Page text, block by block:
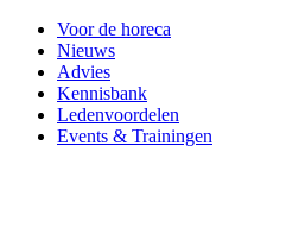
Voor de horeca
Nieuws
Advies
Kennisbank
Ledenvoordelen
Events & Trainingen